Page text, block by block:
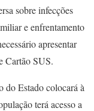
sobre infecções
e enfrentamento
apresentar
Cartão SUS.
do Estado colocará à
terá acesso a